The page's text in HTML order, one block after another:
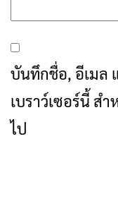
บันทึกชื่อ, อีเมล
เบราว์เซอร์นี้ ส
ไป